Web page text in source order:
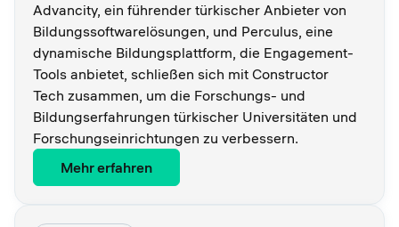
Advancity, ein führender türkischer Anbieter von
Bildungssoftwarelösungen, und Perculus, eine
dynamische Bildungsplattform, die Engagement-
Tools anbietet, schließen sich mit Constructor
Tech zusammen, um die Forschungs- und
Bildungserfahrungen türkischer Universitäten und
Forschungseinrichtungen zu verbessern.
Mehr erfahren